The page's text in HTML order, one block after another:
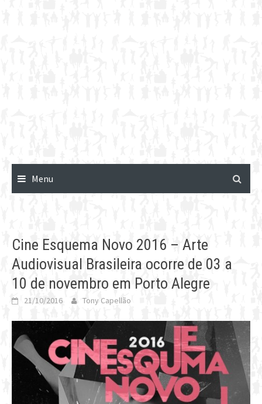
Menu
Cine Esquema Novo 2016 – Arte
Audiovisual Brasileira ocorre de 03 a
10 de novembro em Porto Alegre
21/10/2016 Tony Capellão